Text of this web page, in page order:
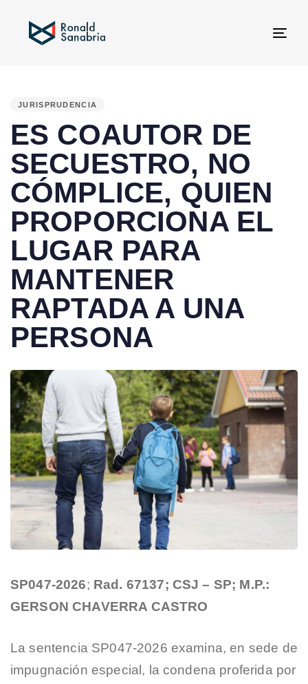
JURISPRUDENCIA
ES COAUTOR DE
SECUESTRO, NO
CÓMPLICE, QUIEN
PROPORCIONA EL
LUGAR PARA
MANTENER
RAPTADA A UNA
PERSONA
SP047-2026; Rad. 67137; CSJ – SP; M.P.:
GERSON CHAVERRA CASTRO
La sentencia SP047-2026 examina, en sede de
impugnación especial, la condena proferida por